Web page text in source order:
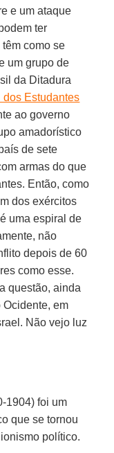
e um ataque
ter
como se
um grupo de
da Ditadura
Estudantes
ao governo
amadorístico
de sete
armas do que
Então, como
dos exércitos
uma espiral de
não
depois de 60
como esse.
questão, ainda
em
Não vejo luz
1904) foi um
que se tornou
político.